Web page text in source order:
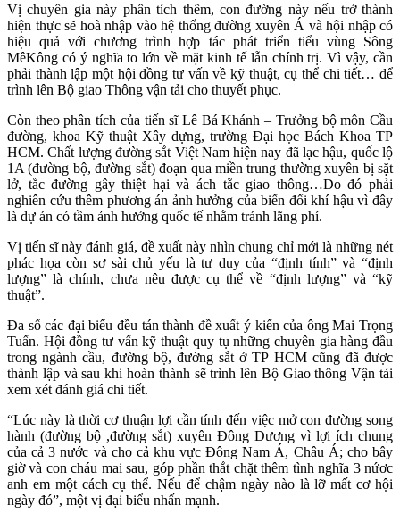
Vị chuyên gia này phân tích thêm, con đường này nếu trở thành
hiện thực sẽ hoà nhập vào hệ thống đường xuyên Á và hội nhập có
hiệu quả với chương trình hợp tác phát triển tiểu vùng Sông
MêKông có ý nghĩa to lớn về mặt kinh tế lẫn chính trị. Vì vậy, cần
phải thành lập một hội đồng tư vấn về kỹ thuật, cụ thể chi tiết… để
trình lên Bộ giao Thông vận tải cho thuyết phục.
Còn theo phân tích của tiến sĩ Lê Bá Khánh – Trưởng bộ môn Cầu
đường, khoa Kỹ thuật Xây dựng, trường Đại học Bách Khoa TP
HCM. Chất lượng đường sắt Việt Nam hiện nay đã lạc hậu, quốc lộ
1A (đường bộ, đường sắt) đoạn qua miền trung thường xuyên bị sặt
lở, tắc đường gây thiệt hại và ách tắc giao thông…Do đó phải
nghiên cứu thêm phương án ảnh hưởng của biến đổi khí hậu vì đây
là dự án có tầm ảnh hưởng quốc tế nhằm tránh lãng phí.
Vị tiến sĩ này đánh giá, đề xuất này nhìn chung chỉ mới là những nét
phác họa còn sơ sài chủ yếu là tư duy của “định tính” và “định
lượng” là chính, chưa nêu được cụ thể về “định lượng” và “kỹ
thuật”.
Đa số các đại biểu đều tán thành đề xuất ý kiến của ông Mai Trọng
Tuấn. Hội đồng tư vấn kỹ thuật quy tụ những chuyên gia hàng đầu
trong ngành cầu, đường bộ, đường sắt ở TP HCM cũng đã được
thành lập và sau khi hoàn thành sẽ trình lên Bộ Giao thông Vận tải
xem xét đánh giá chi tiết.
“Lúc này là thời cơ thuận lợi cần tính đến việc mở con đường song
hành (đường bộ ,đường sắt) xuyên Đông Dương vì lợi ích chung
của cả 3 nước và cho cả khu vực Đông Nam Á, Châu Á; cho bây
giờ và con cháu mai sau, góp phần thắt chặt thêm tình nghĩa 3 nứơc
anh em một cách cụ thể. Nếu để chậm ngày nào là lỡ mất cơ hội
ngày đó”, một vị đại biểu nhấn mạnh.